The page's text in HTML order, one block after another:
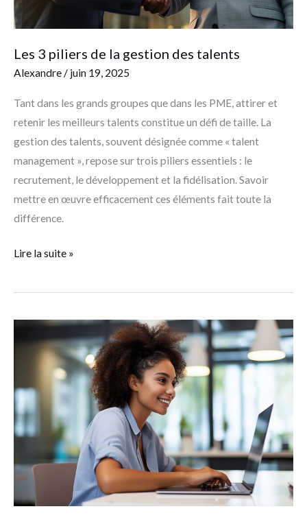
Les 3 piliers de la gestion des talents
Alexandre/ juin 19, 2025
Tant dans les grands groupes que dans les PME, attirer et
retenir les meilleurs talents constitue un défi de taille. La
gestion des talents, souvent désignée comme « talent
management », repose sur trois piliers essentiels : le
recrutement, le développement et la fidélisation. Savoir
mettre en œuvre efficacement ces éléments fait toute la
différence.
Lire la suite »
métier
gestionnaire
RH
:
missions
et
perspectives